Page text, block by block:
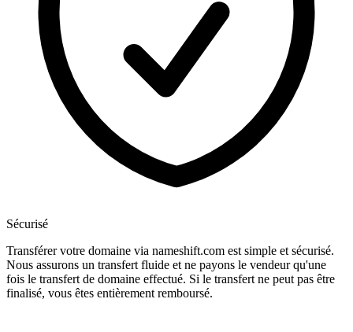
Sécurisé
Transférer votre domaine via nameshift.com est simple et sécurisé.
Nous assurons un transfert fluide et ne payons le vendeur qu'une
fois le transfert de domaine effectué. Si le transfert ne peut pas être
finalisé, vous êtes entièrement remboursé.